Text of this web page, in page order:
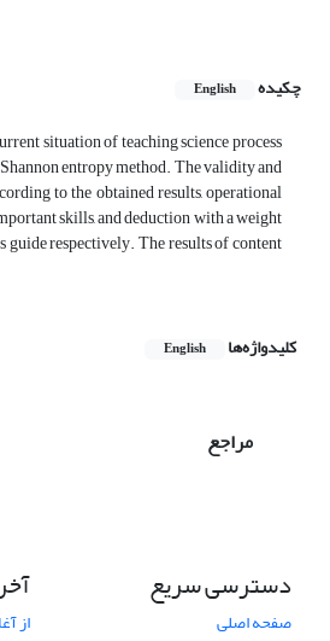
چکیده
English
situation of teaching science process
entropy method. The validity and
to the obtained results, operational
skills, and deduction with a weight
respectively. The results of content
کلیدواژه‌ها English
مراجع
دسترسی سریع
صفحه اصلی از